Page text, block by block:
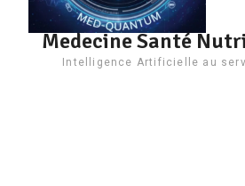
Medecine Santé
Intelligence Artificielle au